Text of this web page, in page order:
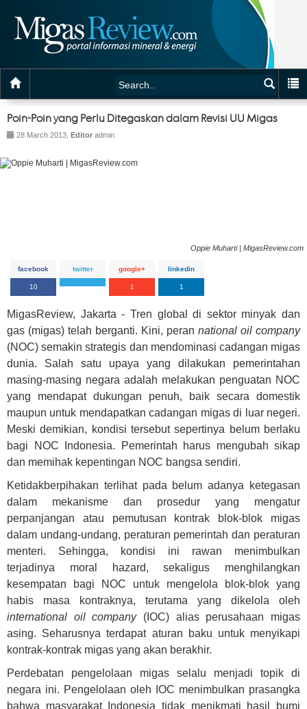
Poin-Poin yang Perlu Ditegaskan dalam Revisi UU Migas
28 March 2013, Editor admin
Oppie Muharti | MigasReview.com
facebook
10
twitter google+
1
linkedin
1
MigasReview, Jakarta - Tren global di sektor minyak dan
gas (migas) telah berganti. Kini, peran national oil company
(NOC) semakin strategis dan mendominasi cadangan migas
dunia. Salah satu upaya yang dilakukan pemerintahan
masing-masing negara adalah melakukan penguatan NOC
yang mendapat dukungan penuh, baik secara domestik
maupun untuk mendapatkan cadangan migas di luar negeri.
Meski demikian, kondisi tersebut sepertinya belum berlaku
bagi NOC Indonesia. Pemerintah harus mengubah sikap
dan memihak kepentingan NOC bangsa sendiri.
Ketidakberpihakan terlihat pada belum adanya ketegasan
dalam mekanisme dan prosedur yang mengatur
perpanjangan atau pemutusan kontrak blok-blok migas
dalam undang-undang, peraturan pemerintah dan peraturan
menteri. Sehingga, kondisi ini rawan menimbulkan
terjadinya moral hazard, sekaligus menghilangkan
kesempatan bagi NOC untuk mengelola blok-blok yang
habis masa kontraknya, terutama yang dikelola oleh
international oil company(IOC) alias perusahaan migas
asing. Seharusnya terdapat aturan baku untuk menyikapi
kontrak-kontrak migas yang akan berakhir.
Perdebatan pengelolaan migas selalu menjadi topik di
negara ini. Pengelolaan oleh IOC menimbulkan prasangka
bahwa masyarakat Indonesia tidak menikmati hasil bumi